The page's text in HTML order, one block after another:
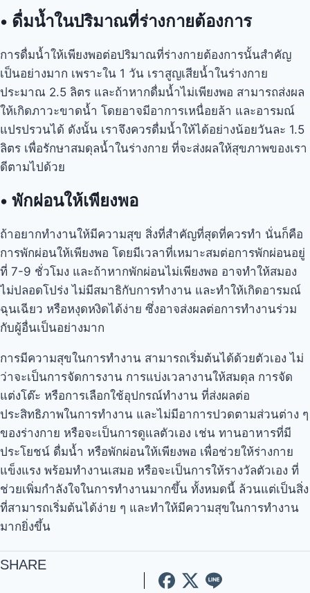
• ดื่มน้ำในปริมาณที่ร่างกายต้องการ
การดื่มน้ำให้เพียงพอต่อปริมาณที่ร่างกายต้องการนั้นสำคัญ
เป็นอย่างมาก เพราะใน 1 วัน เราสูญเสียน้ำในร่างกาย
ประมาณ 2.5 ลิตร และถ้าหากดื่มน้ำไม่เพียงพอ สามารถส่งผล
ให้เกิดภาวะขาดน้ำ โดยอาจมีอาการเหนื่อยล้า และอารมณ์
แปรปรวนได้ ดังนั้น เราจึงควรดื่มน้ำให้ได้อย่างน้อยวันละ 1.5
ลิตร เพื่อรักษาสมดุลน้ำในร่างกาย ที่จะส่งผลให้สุขภาพของเรา
ดีตามไปด้วย
• พักผ่อนให้เพียงพอ
ถ้าอยากทำงานให้มีความสุข สิ่งที่สำคัญที่สุดที่ควรทำ นั่นก็คือ
การพักผ่อนให้เพียงพอ โดยมีเวลาที่เหมาะสมต่อการพักผ่อนอยู่
ที่ 7-9 ชั่วโมง และถ้าหากพักผ่อนไม่เพียงพอ อาจทำให้สมอง
ไม่ปลอดโปร่ง ไม่มีสมาธิกับการทำงาน และทำให้เกิดอารมณ์
ฉุนเฉียว หรือหงุดหงิดได้ง่าย ซึ่งอาจส่งผลต่อการทำงานร่วม
กับผู้อื่นเป็นอย่างมาก
การมีความสุขในการทำงาน สามารถเริ่มต้นได้ด้วยตัวเอง ไม่
ว่าจะเป็นการจัดการงาน การแบ่งเวลางานให้สมดุล การจัด
แต่งโต๊ะ หรือการเลือกใช้อุปกรณ์ทำงาน ที่ส่งผลต่อ
ประสิทธิภาพในการทำงาน และไม่มีอาการปวดตามส่วนต่าง ๆ
ของร่างกาย หรือจะเป็นการดูแลตัวเอง เช่น ทานอาหารที่มี
ประโยชน์ ดื่มน้ำ หรือพักผ่อนให้เพียงพอ เพื่อช่วยให้ร่างกาย
แข็งแรง พร้อมทำงานเสมอ หรือจะเป็นการให้รางวัลตัวเอง ที่
ช่วยเพิ่มกำลังใจในการทำงานมากขึ้น ทั้งหมดนี้ ล้วนแต่เป็นสิ่ง
ที่สามารถเริ่มต้นได้ง่าย ๆ และทำให้มีความสุขในการทำงาน
มากยิ่งขึ้น